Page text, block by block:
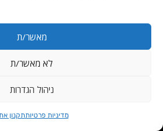
מאשר/ת
לא מאשר/ת
ניהול הגדרות
מדיניות פרטיותתקנון
עגלת